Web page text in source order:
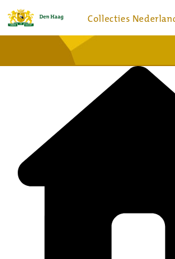
Collecties
Bronnen en collecties